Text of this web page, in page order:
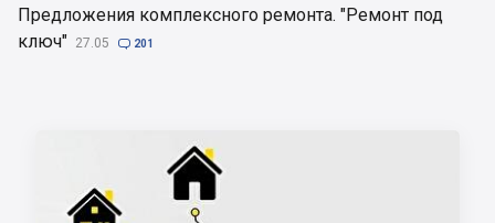
Предложения комплексного ремонта. "Ремонт под
ключ" 27.05  201